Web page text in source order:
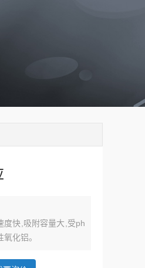
度快,吸附容量大,受ph
化铝。